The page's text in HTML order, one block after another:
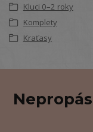
Kluci 0–2 roky
Komplety
Kraťasy